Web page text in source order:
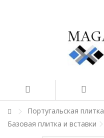
Португальская плитка
Базовая плитка и вставки